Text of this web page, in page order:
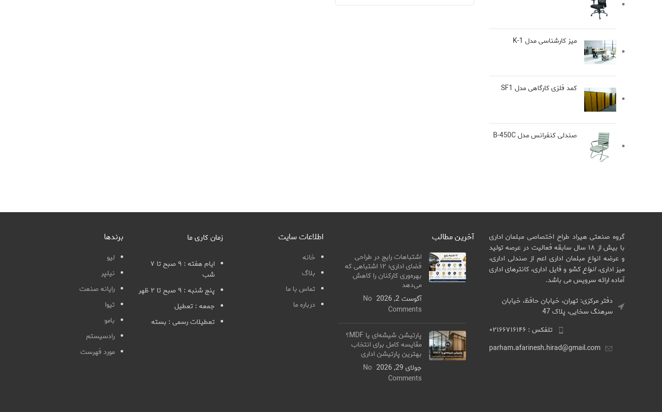
میز کارشناسی مدل K-1
کمد فلزی کارگاهی مدل SF1
صندلی کنفرانس مدل B-450C
گروه صنعتی هیراد طراح اختصاصی مبلمان اداری
با بیش از ۱۸ سال سابقه فعالیت در عرصه تولید
و عرضه انواع مبلمان اداری اعم از صندلی اداری،
میز اداری،انواعکشو و فایل اداری، کانترهای اداری
آماده ارائه سرویس می باشد.
دفتر مرکزی: تهران، خیابان حافظ، خیابان
سرهنگ سخایی، پلاک 47
تلفکس : ۰۲۱۶۶۷۱۶۱۴۶
parham.afarinesh.hirad@gmail.com
آخرین مطالب
اشتباهات رایج در طراحی
فضای اداری؛ ۱۲ اشتباهی که
بهره‌وری کارکنان را کاهش
می‌دهد
آگوست 2, 2026
No
Comments
پارتیشن شیشه‌ای یا MDF؟
مقایسه کامل برای انتخاب
بهترین پارتیشن اداری
جولای 29, 2026
No
Comments
اطلاعات سایت
خانه
بلاگ
تماس با ما
درباره ما
زمان کاری ما
ایام هفته : ۹ صبح تا ۷
شب
پنج شنبه : ۹ صبح تا ۲ ظهر
جمعه : تعطیل
تعطیلات رسمی : بسته
برندها
لیو
نیلپر
رایانه صنعت
تیوا
بامو
رادسیستم
مورد فهرست